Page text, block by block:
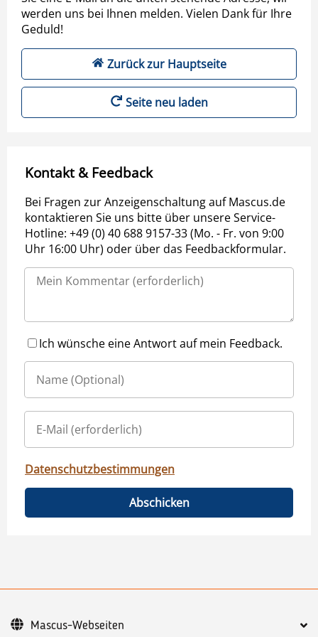
werden uns bei Ihnen melden. Vielen Dank für Ihre
Geduld!
Zurück zur Hauptseite
Seite neu laden
Kontakt & Feedback
Bei Fragen zur Anzeigenschaltung auf Mascus.de
kontaktieren Sie uns bitte über unsere Service-
Hotline: +49 (0) 40 688 9157-33 (Mo. - Fr. von 9:00
Uhr 16:00 Uhr) oder über das Feedbackformular.
Ich wünsche eine Antwort auf mein Feedback.
Datenschutzbestimmungen
Abschicken
Mascus-Webseiten